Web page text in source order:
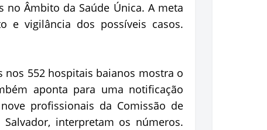
no Âmbito da Saúde Única. A meta
e vigilância dos possíveis casos.
552 hospitais baianos mostra o
aponta para uma notificação
profissionais da Comissão de
interpretam os números.